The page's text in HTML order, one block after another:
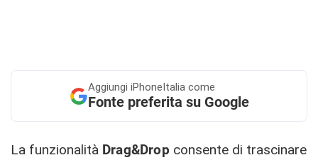
Aggiungi iPhoneItalia come
Fonte preferita su Google
La funzionalità Drag&Drop consente di trascinare